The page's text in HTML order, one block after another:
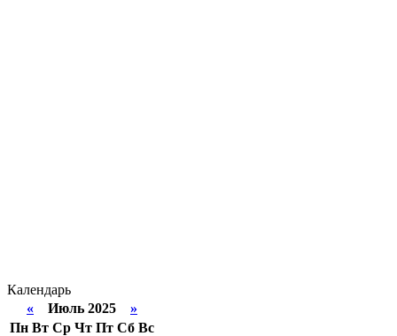
Календарь
« Июль 2025 »
Пн Вт Ср Чт Пт Сб Вс